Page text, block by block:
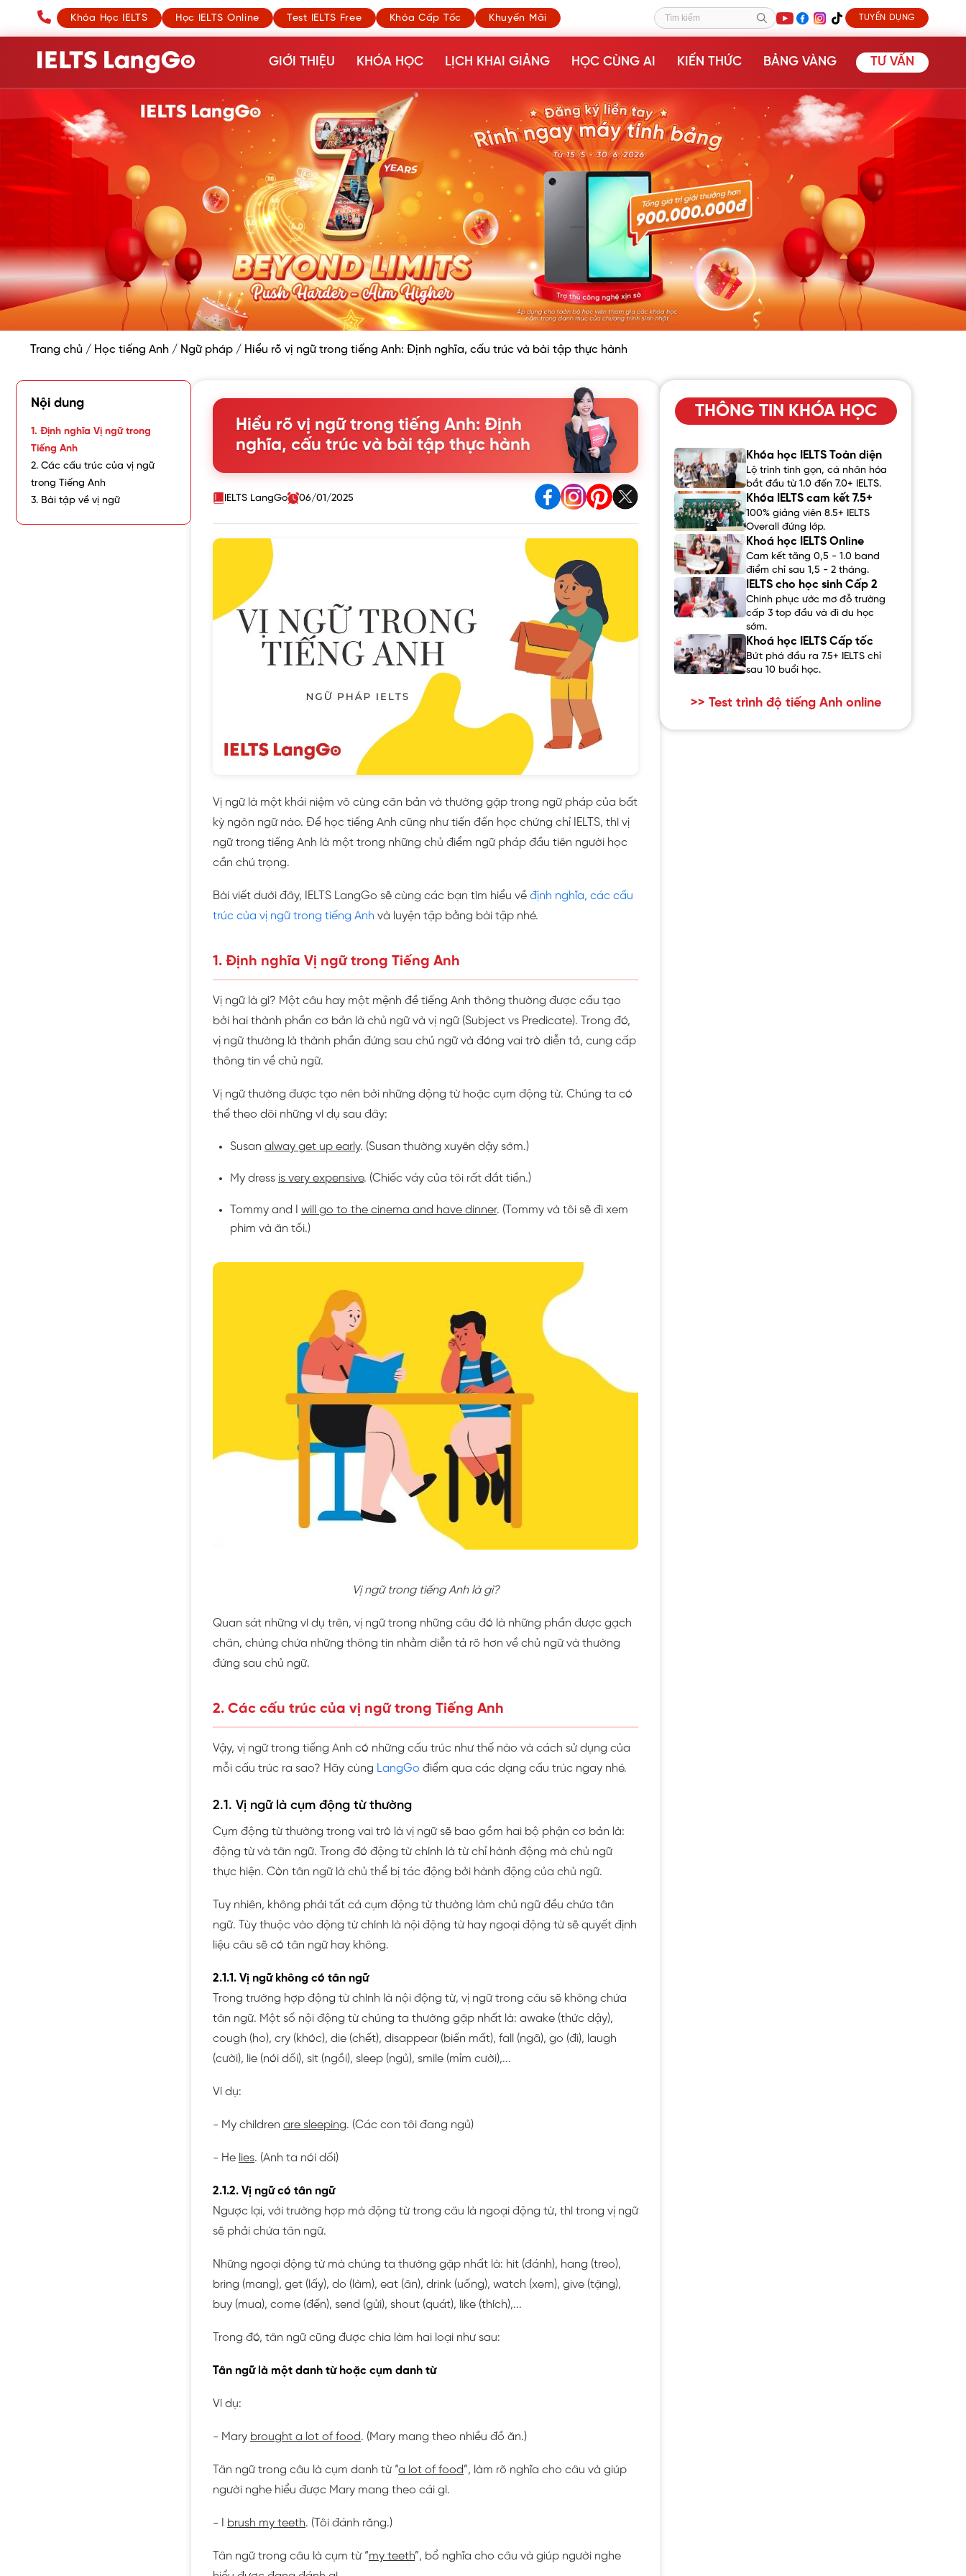
Khóa Học IELTS Học IELTS Online Test IELTS Free Khóa Cấp Tốc Khuyến Mãi Tìm kiếm TUYỂN DỤNG
GIỚI THIỆU KHÓA HỌC LỊCH KHAI GIẢNG HỌC CÙNG AI KIẾN THỨC BẢNG VÀNG TƯ VẤN
Trang chủ / Học tiếng Anh / Ngữ pháp / Hiểu rõ vị ngữ trong tiếng Anh: Định nghĩa, cấu trúc và bài tập thực hành
Nội dung
1. Định nghĩa Vị ngữ trong
Tiếng Anh
2. Các cấu trúc của vị ngữ
trong Tiếng Anh
3. Bài tập về vị ngữ
Hiểu rõ vị ngữ trong tiếng Anh: Định
nghĩa, cấu trúc và bài tập thực hành
IELTS LangGo 06/01/2025
Vị ngữ là một khái niệm vô cùng căn bản và thường gặp trong ngữ pháp của bất
kỳ ngôn ngữ nào. Để học tiếng Anh cũng như tiến đến học chứng chỉ IELTS, thì vị
ngữ trong tiếng Anh là một trong những chủ điểm ngữ pháp đầu tiên người học
cần chú trọng.
Bài viết dưới đây, IELTS LangGo sẽ cùng các bạn tìm hiểu về định nghĩa, các cấu
trúc của vị ngữ trong tiếng Anh và luyện tập bằng bài tập nhé.
1. Định nghĩa Vị ngữ trong Tiếng Anh
Vị ngữ là gì? Một câu hay một mệnh đề tiếng Anh thông thường được cấu tạo
bởi hai thành phần cơ bản là chủ ngữ và vị ngữ (Subject vs Predicate). Trong đó,
vị ngữ thường là thành phần đứng sau chủ ngữ và đóng vai trò diễn tả, cung cấp
thông tin về chủ ngữ.
Vị ngữ thường được tạo nên bởi những động từ hoặc cụm động từ. Chúng ta có
thể theo dõi những ví dụ sau đây:
Susan alway get up early. (Susan thường xuyên dậy sớm.)
My dress is very expensive. (Chiếc váy của tôi rất đắt tiền.)
Tommy and I will go to the cinema and have dinner. (Tommy và tôi sẽ đi xem
phim và ăn tối.)
Vị ngữ trong tiếng Anh là gì?
Quan sát những ví dụ trên, vị ngữ trong những câu đó là những phần được gạch
chân, chúng chứa những thông tin nhằm diễn tả rõ hơn về chủ ngữ và thường
đứng sau chủ ngữ.
2. Các cấu trúc của vị ngữ trong Tiếng Anh
Vậy, vị ngữ trong tiếng Anh có những cấu trúc như thế nào và cách sử dụng của
mỗi cấu trúc ra sao? Hãy cùng LangGo điểm qua các dạng cấu trúc ngay nhé.
2.1. Vị ngữ là cụm động từ thường
Cụm động từ thường trong vai trò là vị ngữ sẽ bao gồm hai bộ phận cơ bản là:
động từ và tân ngữ. Trong đó động từ chính là từ chỉ hành động mà chủ ngữ
thực hiện. Còn tân ngữ là chủ thể bị tác động bởi hành động của chủ ngữ.
Tuy nhiên, không phải tất cả cụm động từ thường làm chủ ngữ đều chứa tân
ngữ. Tùy thuộc vào động từ chính là nội động từ hay ngoại động từ sẽ quyết định
liệu câu sẽ có tân ngữ hay không.
2.1.1. Vị ngữ không có tân ngữ
Trong trường hợp động từ chính là nội động từ, vị ngữ trong câu sẽ không chứa
tân ngữ. Một số nội động từ chúng ta thường gặp nhất là: awake (thức dậy),
cough (ho), cry (khóc), die (chết), disappear (biến mất), fall (ngã), go (đi), laugh
(cười), lie (nói dối), sit (ngồi), sleep (ngủ), smile (mỉm cười),...
Ví dụ:
- My children are sleeping. (Các con tôi đang ngủ)
- He lies. (Anh ta nói dối)
2.1.2. Vị ngữ có tân ngữ
Ngược lại, với trường hợp mà động từ trong câu là ngoại động từ, thì trong vị ngữ
sẽ phải chứa tân ngữ.
Những ngoại động từ mà chúng ta thường gặp nhất là: hit (đánh), hang (treo),
bring (mang), get (lấy), do (làm), eat (ăn), drink (uống), watch (xem), give (tặng),
buy (mua), come (đến), send (gửi), shout (quát), like (thích),...
Trong đó, tân ngữ cũng được chia làm hai loại như sau:
Tân ngữ là một danh từ hoặc cụm danh từ
Ví dụ:
- Mary brought a lot of food. (Mary mang theo nhiều đồ ăn.)
Tân ngữ trong câu là cụm danh từ “a lot of food”, làm rõ nghĩa cho câu và giúp
người nghe hiểu được Mary mang theo cái gì.
- I brush my teeth. (Tôi đánh răng.)
Tân ngữ trong câu là cụm từ “my teeth”, bổ nghĩa cho câu và giúp người nghe
THÔNG TIN KHÓA HỌC
Khóa học IELTS Toàn diện
Lộ trình tinh gọn, cá nhân hóa
bắt đầu từ 1.0 đến 7.0+ IELTS.
Khóa IELTS cam kết 7.5+
100% giảng viên 8.5+ IELTS
Overall đứng lớp.
Khoá học IELTS Online
Cam kết tăng 0,5 - 1.0 band
điểm chỉ sau 1,5 - 2 tháng.
IELTS cho học sinh Cấp 2
Chinh phục ước mơ đỗ trường
cấp 3 top đầu và đi du học
sớm.
Khoá học IELTS Cấp tốc
Bứt phá đầu ra 7.5+ IELTS chỉ
sau 10 buổi học.
>> Test trình độ tiếng Anh online